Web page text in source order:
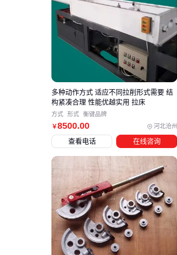
￥8500.00 河北沧州
多种动作方式 适应不同拉削形式需要 结
构紧凑合理 性能优越实用 拉床
方式 形式 衡键品牌
查看电话 在线咨询